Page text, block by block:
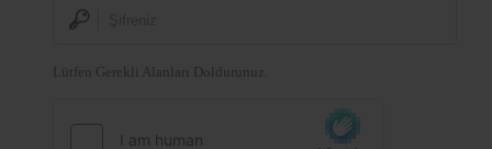
Lütfen Gerekli Alanları Doldurunuz.